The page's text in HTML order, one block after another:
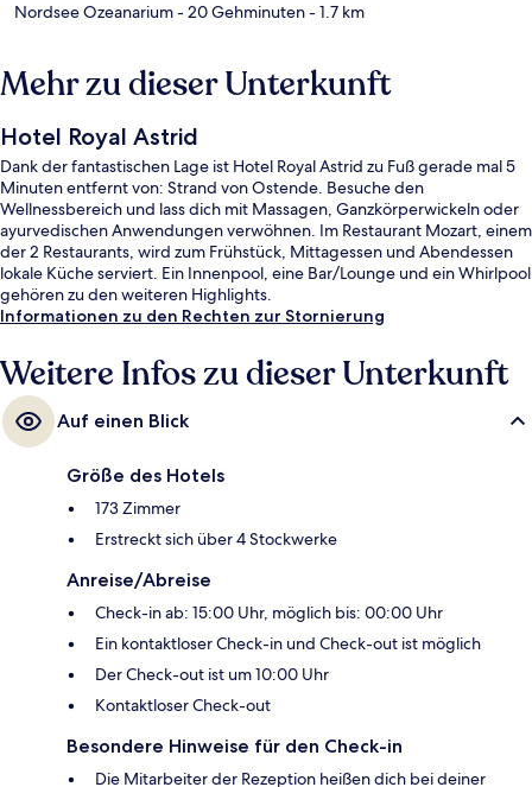
Nordsee Ozeanarium- 20 Gehminuten- 1.7 km
Mehr zu dieser Unterkunft
Hotel Royal Astrid
Dank der fantastischen Lage ist Hotel Royal Astrid zu Fuß gerade mal 5
Minuten entfernt von: Strand von Ostende. Besuche den
Wellnessbereich und lass dich mit Massagen, Ganzkörperwickeln oder
ayurvedischen Anwendungen verwöhnen. Im Restaurant Mozart, einem
der 2 Restaurants, wird zum Frühstück, Mittagessen und Abendessen
lokale Küche serviert. Ein Innenpool, eine Bar/Lounge und ein Whirlpool
gehören zu den weiteren Highlights.
Informationen zu den Rechten zur Stornierung
Weitere Infos zu dieser Unterkunft
Auf einen Blick
Größe des Hotels
173 Zimmer
Erstreckt sich über 4 Stockwerke
Anreise/Abreise
Check-in ab: 15:00 Uhr, möglich bis: 00:00 Uhr
Ein kontaktloser Check-in und Check-out ist möglich
Der Check-out ist um 10:00 Uhr
Kontaktloser Check-out
Besondere Hinweise für den Check-in
Die Mitarbeiter der Rezeption heißen dich bei deiner